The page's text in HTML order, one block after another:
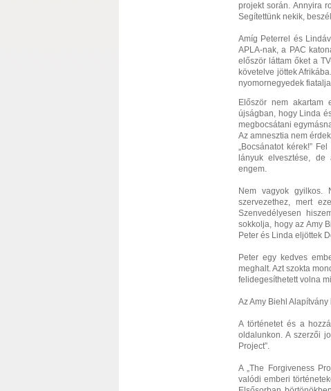
projekt során. Annyira
Segítettünk nekik,
Amíg Peterrel és
APLA-nak, a PAC
először láttam őket a
követelve jöttek
nyomornegyedek
Először nem akartam
újságban, hogy Linda
megbocsátani
Az amnesztia nem
„Bocsánatot kérek!”
lányuk elvesztése, de
engem.
Nem vagyok gyilkos.
szervezethez, mert
Szenvedélyesen
sokkolja, hogy az Amy
Peter és Linda eljöttek
Peter egy kedves
meghalt. Azt szokta
felidegesíthetett volna
Az Amy Biehl
A történetet és a
oldalunkon. A szerzői
Project”.
A „The Forgiveness
valódi emberi